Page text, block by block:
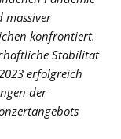
konfrontiert.
Stabilität
erfolgreich
der